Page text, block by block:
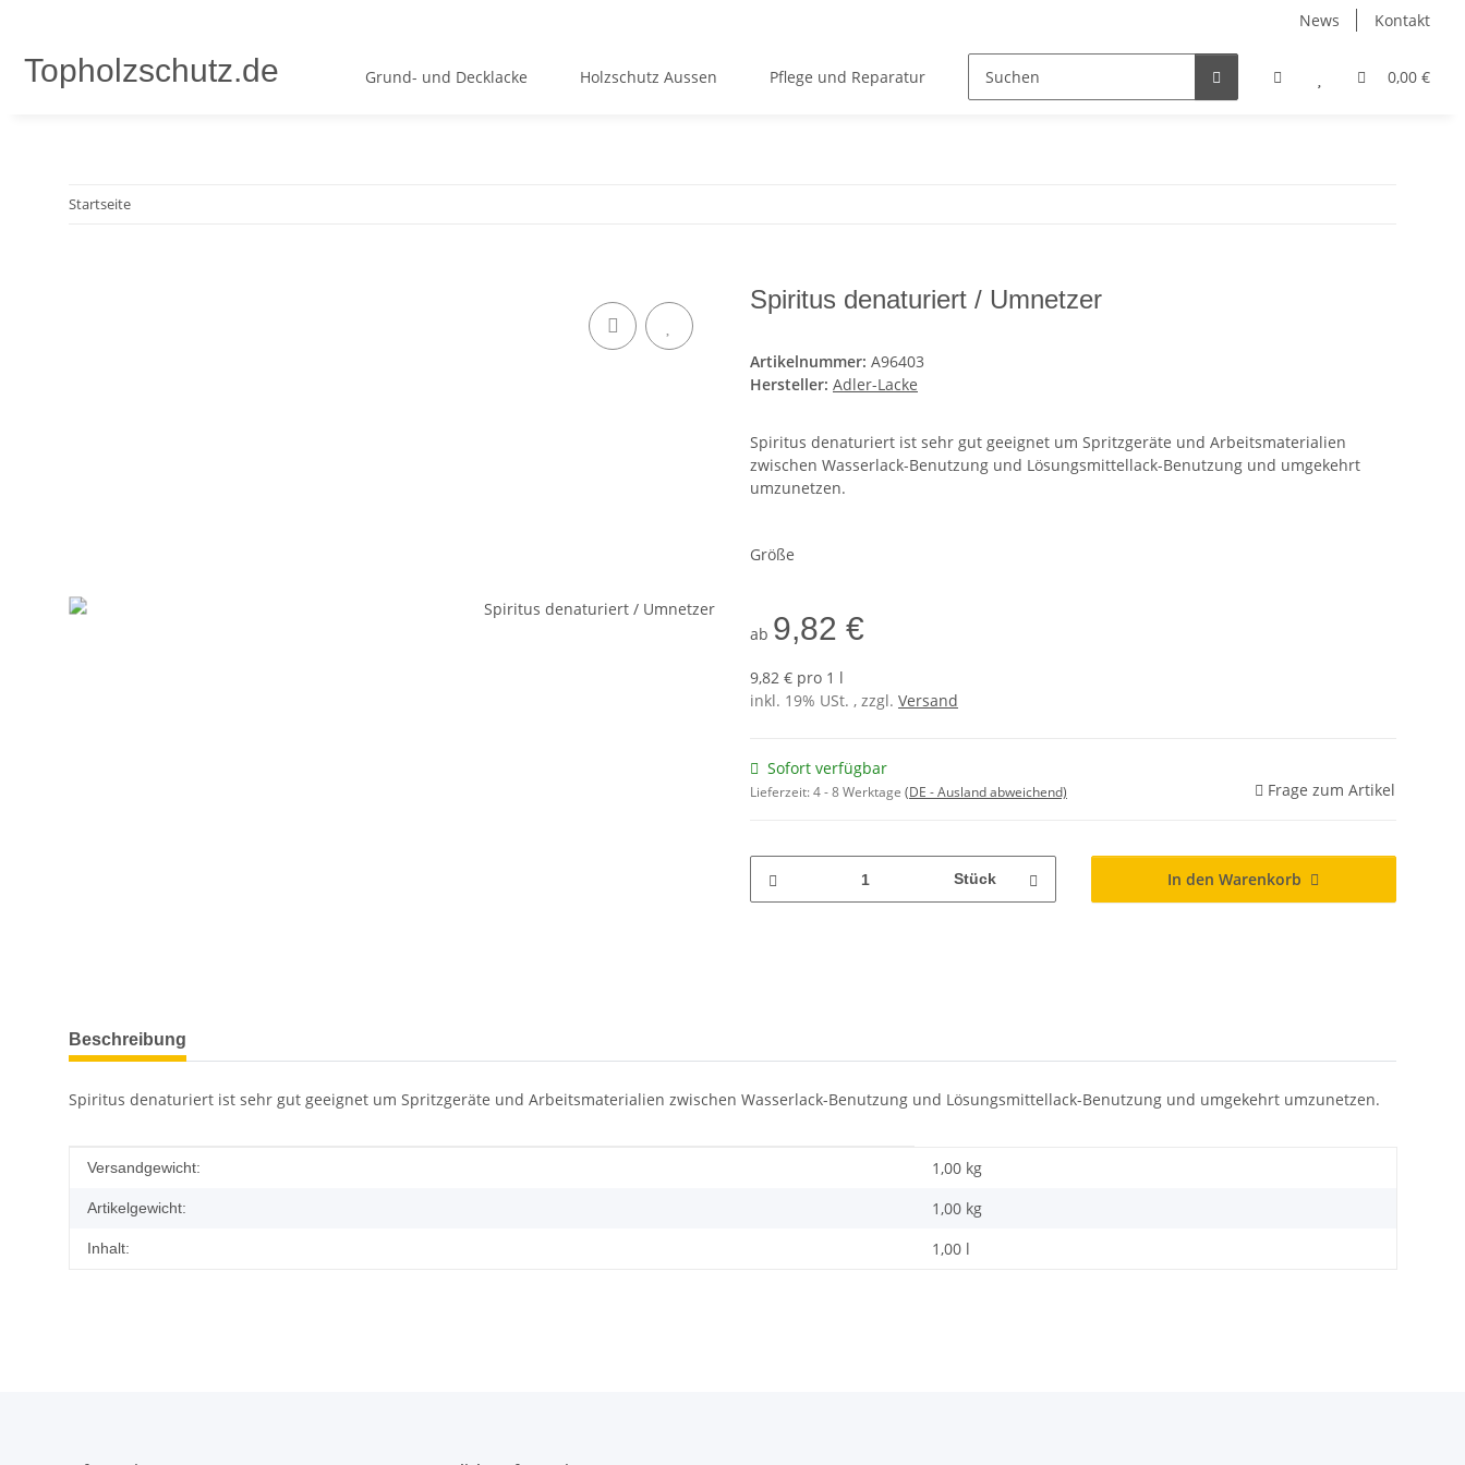
News Kontakt
Topholzschutz.de 0,00 €
Grund- und Decklacke Holzschutz Aussen Pflege und Reparatur Wachse, Öle, Innenlasuren Zubehör
Startseite
Spiritus denaturiert / Umnetzer
Artikelnummer: A96403
Hersteller: Adler-Lacke
Spiritus denaturiert ist sehr gut geeignet um Spritzgeräte und Arbeitsmaterialien
zwischen Wasserlack-Benutzung und Lösungsmittellack-Benutzung und umgekehrt
umzunetzen.
Größe
ab 9,82 €
9,82 € pro 1 l
inkl. 19% USt. , zzgl. Versand
Sofort verfügbar
Lieferzeit:4 - 8 Werktage (DE - Ausland abweichend) Frage zum Artikel
Stück In den Warenkorb
weitere Registerkarten anzeigen
Beschreibung
Spiritus denaturiert ist sehr gut geeignet um Spritzgeräte und Arbeitsmaterialien zwischen Wasserlack-Benutzung und Lösungsmittellack-Benutzung und umgekehrt umzunetzen.
Produkteigenschaft
Wert
Versandgewicht: 1,00 kg
Artikelgewicht: 1,00 kg
Inhalt: 1,00 l